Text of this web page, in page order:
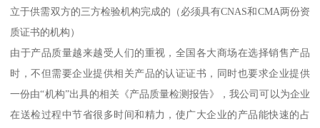
立于供需双方的三方检验机构完成的（必须具有CNAS和CMA两份资
质证书的机构）
由于产品质量越来越受人们的重视，全国各大商场在选择销售产品
时，不但需要企业提供相关产品的认证证书，同时也要求企业提供
一份由“机构”出具的相关《产品质量检测报告》，我公司可以为企业
在送检过程中节省很多时间和精力，使广大企业的产品能快速的占